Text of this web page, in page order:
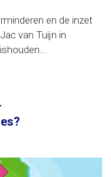
en de inzet
van Tuijn in